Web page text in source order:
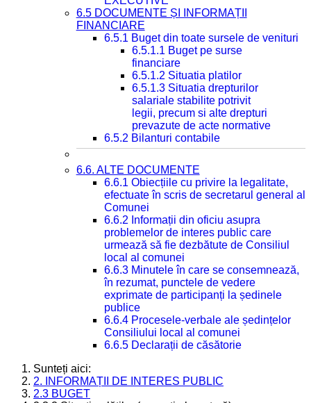
6.5 DOCUMENTE ȘI INFORMAȚII
FINANCIARE
6.5.1 Buget din toate sursele de venituri
6.5.1.1 Buget pe surse
financiare
6.5.1.2 Situatia platilor
6.5.1.3 Situatia drepturilor
salariale stabilite potrivit
legii, precum si alte drepturi
prevazute de acte normative
6.5.2 Bilanturi contabile
6.6. ALTE DOCUMENTE
6.6.1 Obiecțiile cu privire la legalitate,
efectuate în scris de secretarul general al
Comunei
6.6.2 Informații din oficiu asupra
problemelor de interes public care
urmează să fie dezbătute de Consiliul
local al comunei
6.6.3 Minutele în care se consemnează,
în rezumat, punctele de vedere
exprimate de participanți la ședinele
publice
6.6.4 Procesele-verbale ale ședințelor
Consiliului local al comunei
6.6.5 Declarații de căsătorie
Sunteți aici:
2. INFORMAȚII DE INTERES PUBLIC
2.3 BUGET